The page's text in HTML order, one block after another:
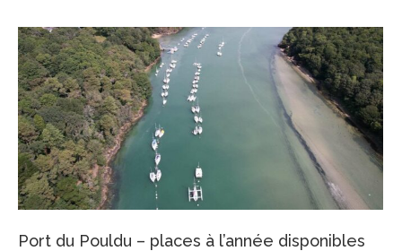
Port du Pouldu – places à l’année disponibles